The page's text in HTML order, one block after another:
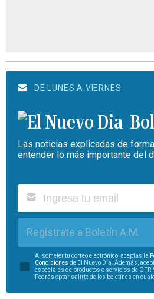
DE LUNES A VIERNES
Las noticias explicadas de
entender lo más importante del
Regístrate a Boletín A.M.
Al someter tu correo electrónico, aceptas la
Condiciones de El Nuevo Día. Además,
especiales de productos o servicios de GFR
Podrás optar salirte de los boletines en